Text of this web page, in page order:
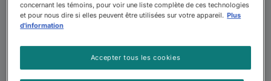
Vous recherchez une alimentation avancée pour aider
vie? Explorez les plus de 175 formules de nourriture
pour animaux familiers offertes par Purina Pro Plan. Le
concernant les témoins, pour voir une liste complète de ces technologies
et pour nous dire si elles peuvent être utilisées sur votre appareil. Plus
d'information
Accepter tous les cookies